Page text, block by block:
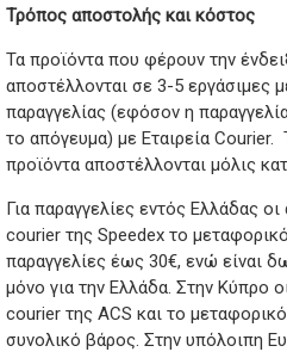
Τρόπος αποστολής και κόστος
Τα προϊόντα που φέρουν την
αποστέλλονται σε 3-5 εργάσιμες
παραγγελίας (εφόσον η παραγγελία
το απόγευμα) με Εταιρεία
προϊόντα αποστέλλονται μόλις
Για παραγγελίες εντός Ελλάδας
courier της Speedex το
παραγγελίες έως 30€, ενώ είναι
μόνο για την Ελλάδα. Στην Κύπρο
courier της ACS και το
συνολικό βάρος. Στην υπόλοιπη